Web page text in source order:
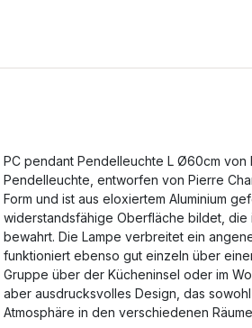
PC pendant Pendelleuchte L Ø60cm von
Pendelleuchte, entworfen von Pierre
Form und ist aus eloxiertem Aluminium
widerstandsfähige Oberfläche bildet,
bewahrt. Die Lampe verbreitet ein
funktioniert ebenso gut einzeln über
Gruppe über der Kücheninsel oder im
aber ausdrucksvolles Design, das
Atmosphäre in den verschiedenen